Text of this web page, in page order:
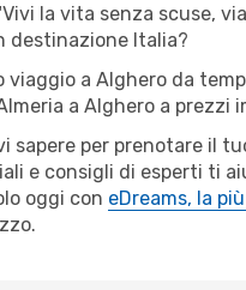
la vita senza scuse,
destinazione Italia?
a Alghero da
a Alghero a prezzi
per prenotare il
e consigli di esperti ti
oggi con eDreams, la